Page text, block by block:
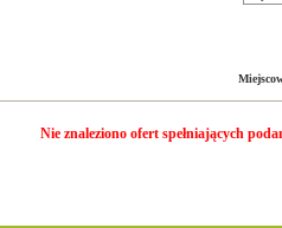
Nie znaleziono ofert spełniających